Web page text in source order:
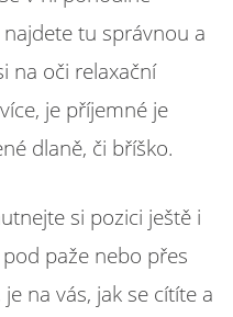
tu správnou a
na oči relaxační
je příjemné je
dlaně, či bříško.
si pozici ještě i
paže nebo přes
na vás, jak se cítíte a